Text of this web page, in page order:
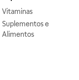
Vitaminas
Suplementos e
Alimentos